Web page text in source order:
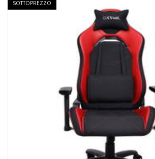
SOTTOPREZZO